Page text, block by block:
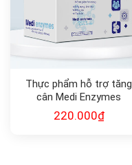
Thực phẩm hỗ trợ tăng
cân Medi Enzymes
220.000₫